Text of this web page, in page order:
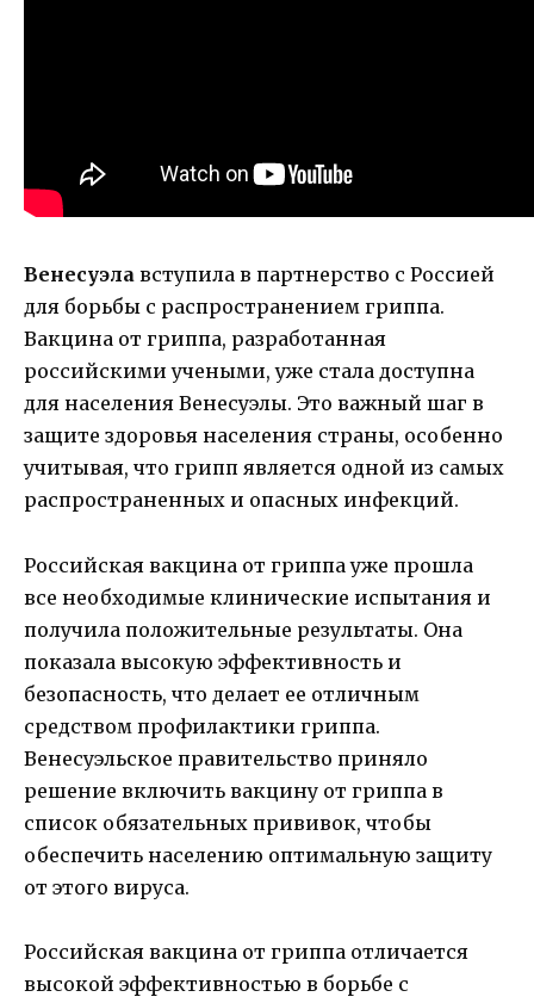
Венесуэла вступила в партнерство с Россией
для борьбы с распространением гриппа.
Вакцина от гриппа, разработанная
российскими учеными, уже стала доступна
для населения Венесуэлы. Это важный шаг в
защите здоровья населения страны, особенно
учитывая, что грипп является одной из самых
распространенных и опасных инфекций.
Российская вакцина от гриппа уже прошла
все необходимые клинические испытания и
получила положительные результаты. Она
показала высокую эффективность и
безопасность, что делает ее отличным
средством профилактики гриппа.
Венесуэльское правительство приняло
решение включить вакцину от гриппа в
список обязательных прививок, чтобы
обеспечить населению оптимальную защиту
от этого вируса.
Российская вакцина от гриппа отличается
высокой эффективностью в борьбе с